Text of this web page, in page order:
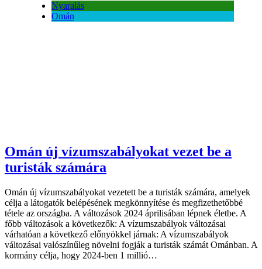
Nyaralás
Omán
Omán új vízumszabályokat vezet be a
turisták számára
Omán új vízumszabályokat vezetett be a turisták számára, amelyek
célja a látogatók belépésének megkönnyítése és megfizethetőbbé
tétele az országba. A változások 2024 áprilisában lépnek életbe. A
főbb változások a következők: A vízumszabályok változásai
várhatóan a következő előnyökkel járnak: A vízumszabályok
változásai valószínűleg növelni fogják a turisták számát Ománban. A
kormány célja, hogy 2024-ben 1 millió…